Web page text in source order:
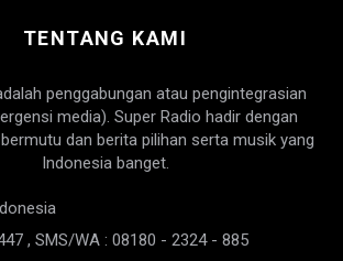
TENTANG KAMI
penggabungan atau pengintegrasian
media). Super Radio hadir dengan
dan berita pilihan serta musik yang
Indonesia banget.
, SMS/WA : 08180 - 2324 - 885